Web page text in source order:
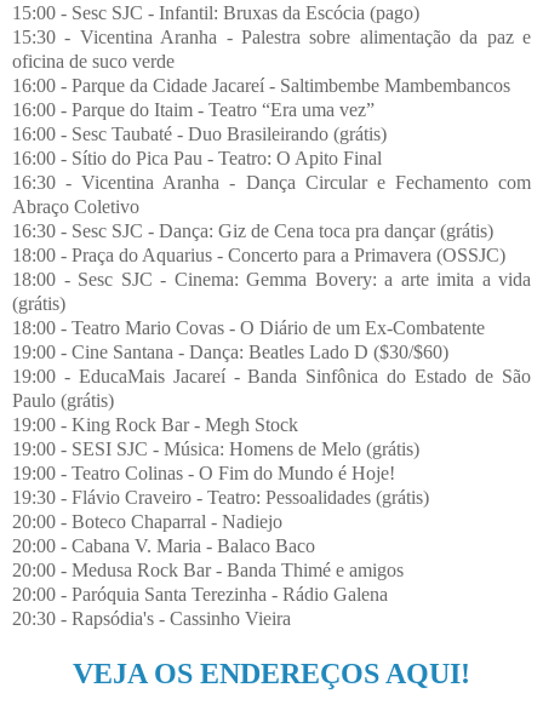
15:00 - Sesc SJC - Infantil: Bruxas da Escócia (pago)
15:30 - Vicentina Aranha - Palestra sobre alimentação da paz e
oficina de suco verde
16:00 - Parque da Cidade Jacareí - Saltimbembe Mambembancos
16:00 - Parque do Itaim - Teatro “Era uma vez”
16:00 - Sesc Taubaté - Duo Brasileirando (grátis)
16:00 - Sítio do Pica Pau - Teatro: O Apito Final
16:30 - Vicentina Aranha - Dança Circular e Fechamento com
Abraço Coletivo
16:30 - Sesc SJC - Dança: Giz de Cena toca pra dançar (grátis)
18:00 - Praça do Aquarius - Concerto para a Primavera (OSSJC)
18:00 - Sesc SJC - Cinema: Gemma Bovery: a arte imita a vida
(grátis)
18:00 - Teatro Mario Covas - O Diário de um Ex-Combatente
19:00 - Cine Santana - Dança: Beatles Lado D ($30/$60)
19:00 - EducaMais Jacareí - Banda Sinfônica do Estado de São
Paulo (grátis)
19:00 - King Rock Bar - Megh Stock
19:00 - SESI SJC - Música: Homens de Melo (grátis)
19:00 - Teatro Colinas - O Fim do Mundo é Hoje!
19:30 - Flávio Craveiro - Teatro: Pessoalidades (grátis)
20:00 - Boteco Chaparral - Nadiejo
20:00 - Cabana V. Maria - Balaco Baco
20:00 - Medusa Rock Bar - Banda Thimé e amigos
20:00 - Paróquia Santa Terezinha - Rádio Galena
20:30 - Rapsódia's - Cassinho Vieira
VEJA OS ENDEREÇOS AQUI!